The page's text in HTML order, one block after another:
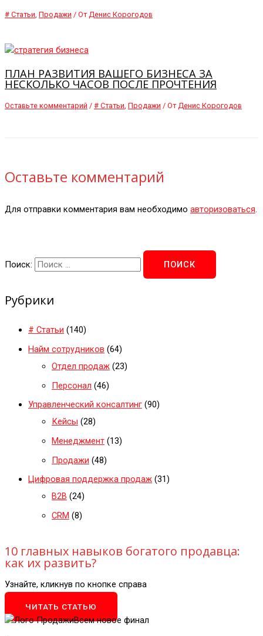
Поиск:
Рубрики
# Статьи (140)
Найм сотрудников (64)
Отдел продаж (23)
Персонал (46)
Управленческий консалтинг (90)
Кейсы (28)
Менеджмент (13)
Продажи (48)
Цифровая поддержка продаж (31)
B2B (24)
CRM (8)
# Статьи Продажи / От Денис Корогодов
ПЛАН РАЗВИТИЯ ВАШЕГО БИЗНЕСА ЗА
НЕСКОЛЬКО ЧАСОВ ПОСЛЕ ПРОЧТЕНИЯ
Оставьте комментарий / # Статьи Продажи / От Денис Корогодов
Оставьте комментарий
Для отправки комментария вам необходимо авторизоваться.
10 главных навыков богатого продавца:
как их развить?
Узнайте, кликнув по кнопке справа
ЧИТАТЬ СТАТЬЮ